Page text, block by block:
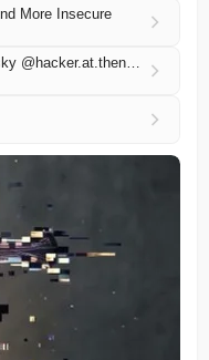
More Insecure
Hacker & Security News on Bluesky @hacker.at.thenote.app